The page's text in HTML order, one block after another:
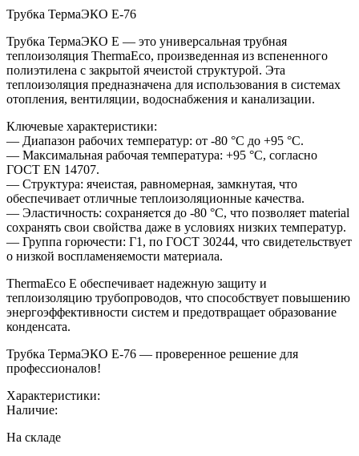
Трубка ТермаЭКО Е-76
Трубка ТермаЭКО Е — это универсальная трубная
теплоизоляция ThermaEco, произведенная из вспененного
полиэтилена с закрытой ячеистой структурой. Эта
теплоизоляция предназначена для использования в системах
отопления, вентиляции, водоснабжения и канализации.
Ключевые характеристики:
— Диапазон рабочих температур: от -80 °C до +95 °C.
— Максимальная рабочая температура: +95 °C, согласно
ГОСТ EN 14707.
— Структура: ячеистая, равномерная, замкнутая, что
обеспечивает отличные теплоизоляционные качества.
— Эластичность: сохраняется до -80 °C, что позволяет material
сохранять свои свойства даже в условиях низких температур.
— Группа горючести: Г1, по ГОСТ 30244, что свидетельствует
о низкой воспламеняемости материала.
ThermaEco E обеспечивает надежную защиту и
теплоизоляцию трубопроводов, что способствует повышению
энергоэффективности систем и предотвращает образование
конденсата.
Трубка ТермаЭКО Е-76 — проверенное решение для
профессионалов!
Характеристики:
Наличие:
На складе